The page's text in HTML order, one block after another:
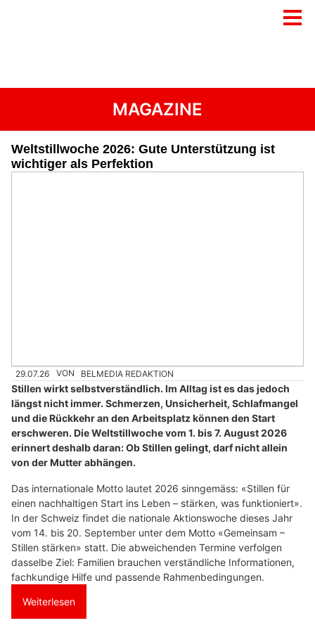
MAGAZINE
Weltstillwoche 2026: Gute Unterstützung ist
wichtiger als Perfektion
29.07.26 VON BELMEDIA REDAKTION
Stillen wirkt selbstverständlich. Im Alltag ist es das jedoch
längst nicht immer. Schmerzen, Unsicherheit, Schlafmangel
und die Rückkehr an den Arbeitsplatz können den Start
erschweren. Die Weltstillwoche vom 1. bis 7. August 2026
erinnert deshalb daran: Ob Stillen gelingt, darf nicht allein
von der Mutter abhängen.
Das internationale Motto lautet 2026 sinngemäss: «Stillen für
einen nachhaltigen Start ins Leben – stärken, was funktioniert».
In der Schweiz findet die nationale Aktionswoche dieses Jahr
vom 14. bis 20. September unter dem Motto «Gemeinsam –
Stillen stärken» statt. Die abweichenden Termine verfolgen
dasselbe Ziel: Familien brauchen verständliche Informationen,
fachkundige Hilfe und passende Rahmenbedingungen.
Weiterlesen